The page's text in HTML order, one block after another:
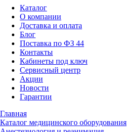
Каталог
О компании
Доставка и оплата
Блог
Поставка по ФЗ 44
Контакты
Кабинеты под ключ
Сервисный центр
Акции
Новости
Гарантии
Главная
Каталог медицинского оборудования